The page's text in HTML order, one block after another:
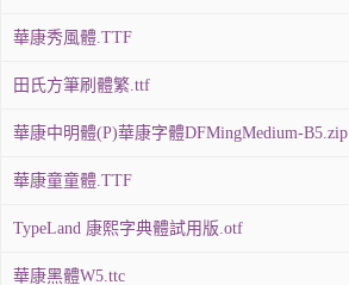
華康秀風體.TTF
田氏方筆刷體繁.ttf
華康中明體(P)華康字體DFMingMedium-B5.zip
華康童童體.TTF
TypeLand 康熙字典體試用版.otf
華康黑體W5.ttc